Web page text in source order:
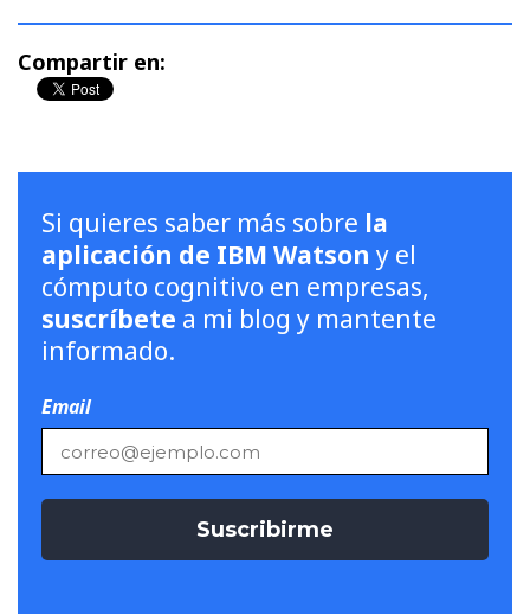
Compartir en:
Si quieres saber más sobre la
aplicación de IBM Watson y el
cómputo cognitivo en empresas,
suscríbete a mi blog y mantente
informado.
Email